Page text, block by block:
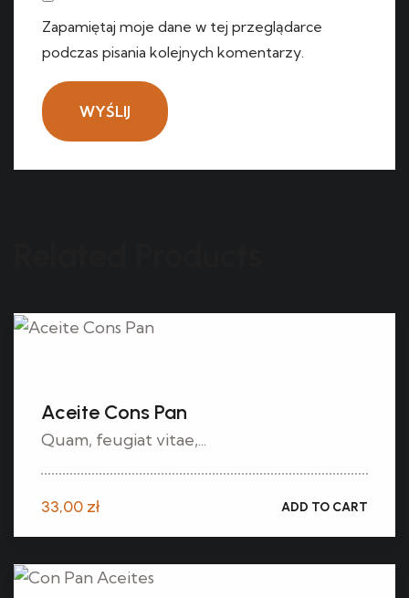
Zapamiętaj moje dane w tej przeglądarce
podczas pisania kolejnych komentarzy.
Aceite Cons Pan
Quam, feugiat vitae,...
33,00 zł ADD TO CART